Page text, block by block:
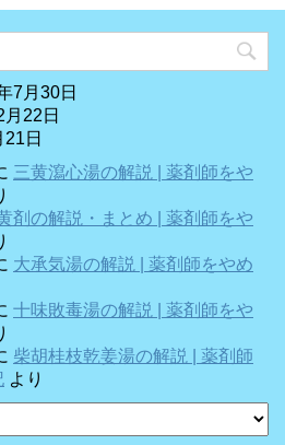
7月30日
22日
日
三黄瀉心湯の解説 | 薬剤師をや
剤の解説・まとめ | 薬剤師をや
大承気湯の解説 | 薬剤師をやめ
十味敗毒湯の解説 | 薬剤師をや
柴胡桂枝乾姜湯の解説 | 薬剤師
より